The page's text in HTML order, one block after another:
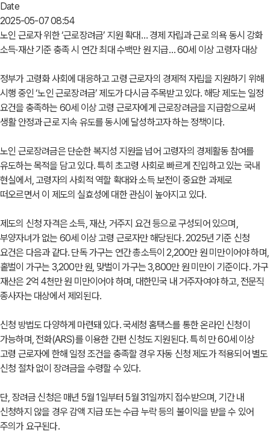
Date
2025-05-07 08:54
노인 근로자 위한 ‘근로장려금’ 지원 확대… 경제 자립과 근로 의욕 동시 강화
소득·재산 기준 충족 시 연간 최대 수백만 원 지급… 60세 이상 고령자 대상
정부가 고령화 사회에 대응하고 고령 근로자의 경제적 자립을 지원하기 위해
시행 중인 ‘노인 근로장려금’ 제도가 다시금 주목받고 있다. 해당 제도는 일정
요건을 충족하는 60세 이상 고령 근로자에게 근로장려금을 지급함으로써
생활 안정과 근로 지속 유도를 동시에 달성하고자 하는 정책이다.
노인 근로장려금은 단순한 복지성 지원을 넘어 고령자의 경제활동 참여를
유도하는 목적을 담고 있다. 특히 초고령 사회로 빠르게 진입하고 있는 국내
현실에서, 고령자의 사회적 역할 확대와 소득 보전이 중요한 과제로
떠오르면서 이 제도의 실효성에 대한 관심이 높아지고 있다.
제도의 신청 자격은 소득, 재산, 거주지 요건 등으로 구성되어 있으며,
부양자녀가 없는 60세 이상 고령 근로자만 해당된다. 2025년 기준 신청
요건은 다음과 같다. 단독 가구는 연간 총소득이 2,200만 원 미만이어야 하며,
홑벌이 가구는 3,200만 원, 맞벌이 가구는 3,800만 원 미만이 기준이다. 가구
재산은 2억 4천만 원 미만이어야 하며, 대한민국 내 거주자여야 하고, 전문직
종사자는 대상에서 제외된다.
신청 방법도 다양하게 마련돼 있다. 국세청 홈택스를 통한 온라인 신청이
가능하며, 전화(ARS)를 이용한 간편 신청도 지원된다. 특히 만 60세 이상
고령 근로자에 한해 일정 조건을 충족할 경우 자동 신청 제도가 적용되어 별도
신청 절차 없이 장려금을 수령할 수 있다.
단, 장려금 신청은 매년 5월 1일부터 5월 31일까지 접수받으며, 기간 내
신청하지 않을 경우 감액 지급 또는 수급 누락 등의 불이익을 받을 수 있어
주의가 요구된다.